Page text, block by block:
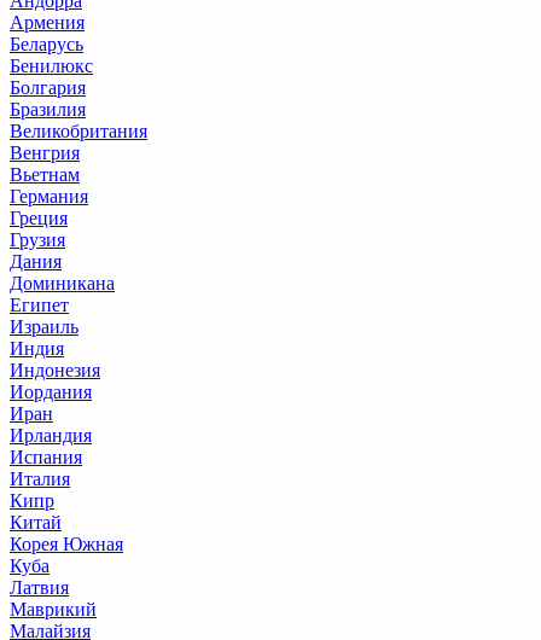
Армения
Беларусь
Бенилюкс
Болгария
Бразилия
Великобритания
Венгрия
Вьетнам
Германия
Греция
Грузия
Дания
Доминикана
Египет
Израиль
Индия
Индонезия
Иордания
Иран
Ирландия
Испания
Италия
Кипр
Китай
Корея Южная
Куба
Латвия
Маврикий
Малайзия